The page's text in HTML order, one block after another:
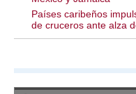
Países caribeños
de cruceros ante alza